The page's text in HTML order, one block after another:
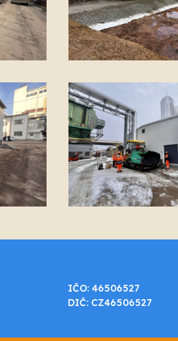
IČO: 46506527
DIČ: CZ46506527